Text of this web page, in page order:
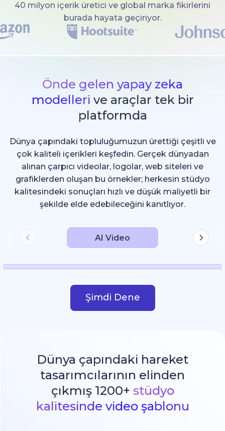
40 milyon içerik üretici ve global marka fikirlerini
burada hayata geçiriyor.
Önde gelen yapay zeka
modelleri ve araçlar tek bir
platformda
Dünya çapındaki topluluğumuzun ürettiği çeşitli ve
çok kaliteli içerikleri keşfedin. Gerçek dünyadan
alınan çarpıcı videolar, logolar, web siteleri ve
grafiklerden oluşan bu örnekler; herkesin stüdyo
kalitesindeki sonuçları hızlı ve düşük maliyetli bir
şekilde elde edebileceğini kanıtlıyor.
AI Video
Şimdi Dene
Dünya çapındaki hareket
tasarımcılarının elinden
çıkmış 1200+ stüdyo
kalitesinde video şablonu